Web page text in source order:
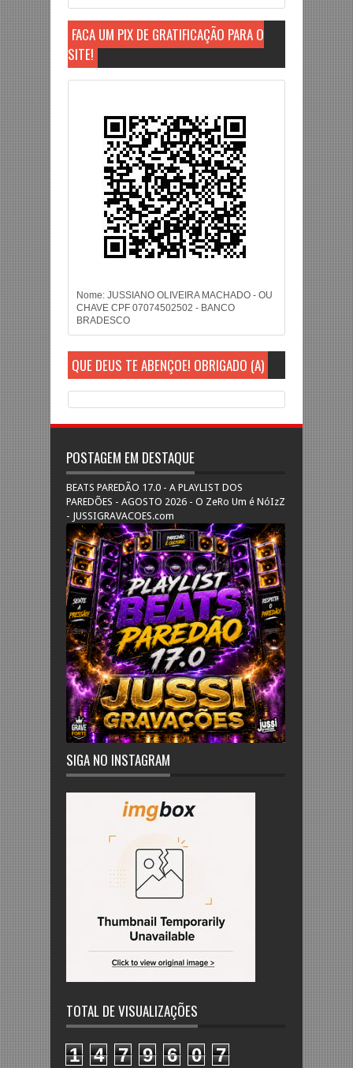
FAÇA UM PIX DE GRATIFICAÇÃO PARA O
SITE!
Nome: JUSSIANO OLIVEIRA MACHADO - OU
CHAVE CPF 07074502502 - BANCO
BRADESCO
QUE DEUS TE ABENÇOE! OBRIGADO (A)
POSTAGEM EM DESTAQUE
BEATS PAREDÃO 17.0 - A PLAYLIST DOS
PAREDÕES - AGOSTO 2026 - O ZeRo Um é NóIzZ
- JUSSIGRAVACOES.com
SIGA NO INSTAGRAM
TOTAL DE VISUALIZAÇÕES
1 4 7 9 6 0 7